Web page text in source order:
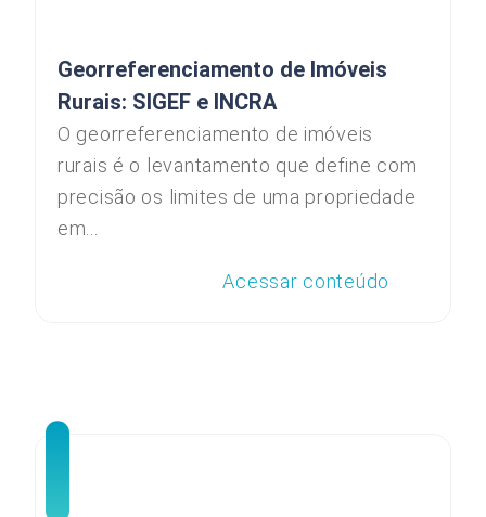
Georreferenciamento de Imóveis
Rurais: SIGEF e INCRA
O georreferenciamento de imóveis
rurais é o levantamento que define com
precisão os limites de uma propriedade
em...
Acessar conteúdo